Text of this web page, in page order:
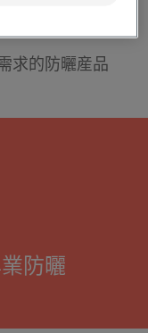
求的防曬産品
防曬